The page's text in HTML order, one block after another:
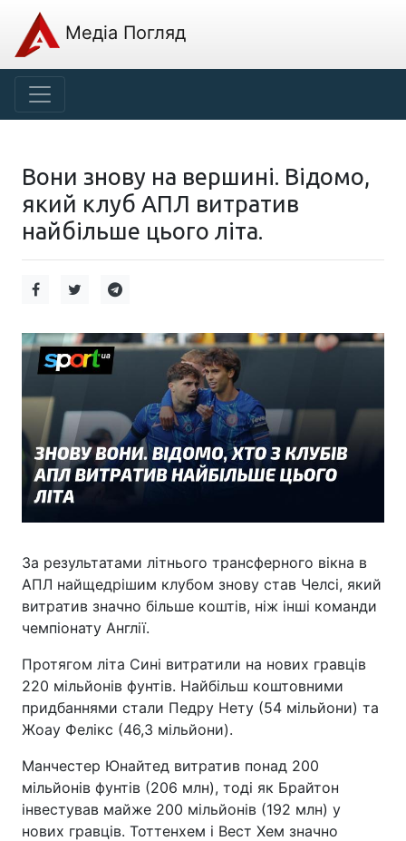
Медіа Погляд
Вони знову на вершині. Відомо,
який клуб АПЛ витратив
найбільше цього літа.
За результатами літнього трансферного вікна в
АПЛ найщедрішим клубом знову став Челсі, який
витратив значно більше коштів, ніж інші команди
чемпіонату Англії.
Протягом літа Сині витратили на нових гравців
220 мільйонів фунтів. Найбільш коштовними
придбаннями стали Педру Нету (54 мільйони) та
Жоау Фелікс (46,3 мільйони).
Манчестер Юнайтед витратив понад 200
мільйонів фунтів (206 млн), тоді як Брайтон
інвестував майже 200 мільйонів (192 млн) у
нових гравців. Тоттенхем і Вест Хем значно